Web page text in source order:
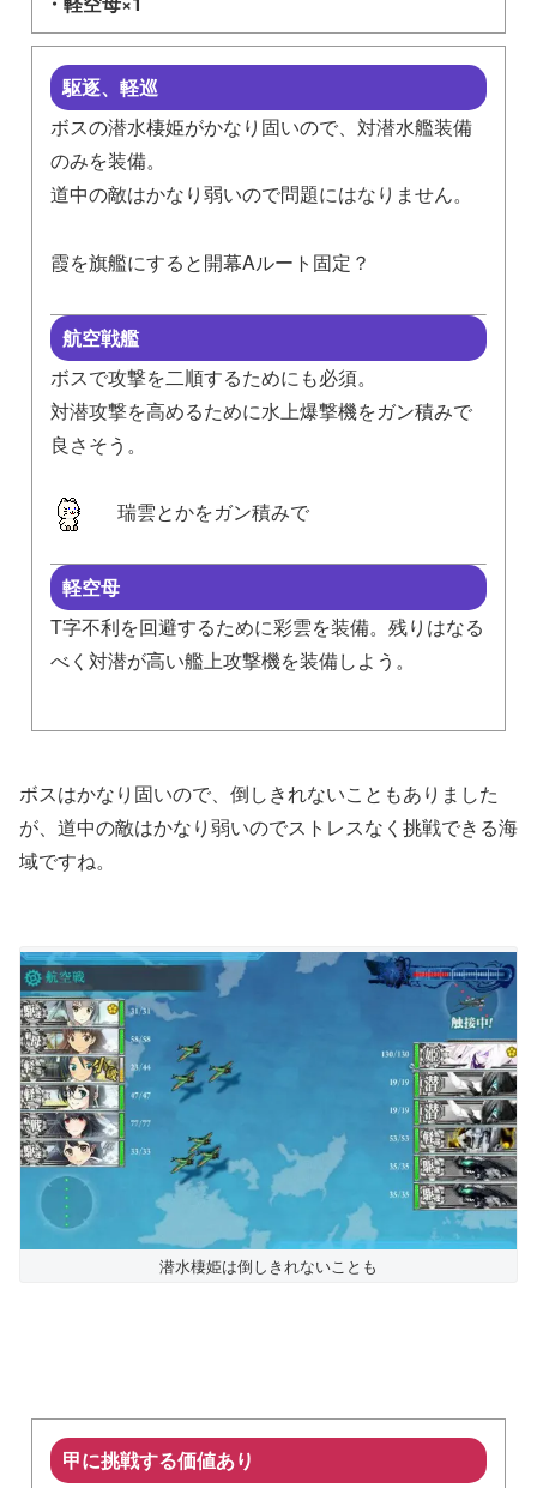
駆逐、軽巡
ボスの潜水棲姫がかなり固いので、対潜水艦装備
のみを装備。
道中の敵はかなり弱いので問題にはなりません。
霞を旗艦にすると開幕Aルート固定？
航空戦艦
ボスで攻撃を二順するためにも必須。
対潜攻撃を高めるために水上爆撃機をガン積みで
良さそう。
瑞雲とかをガン積みで
軽空母
T字不利を回避するために彩雲を装備。残りはなる
べく対潜が高い艦上攻撃機を装備しよう。
ボスはかなり固いので、倒しきれないこともありました
が、道中の敵はかなり弱いのでストレスなく挑戦できる海
域ですね。
潜水棲姫は倒しきれないことも
甲に挑戦する価値あり